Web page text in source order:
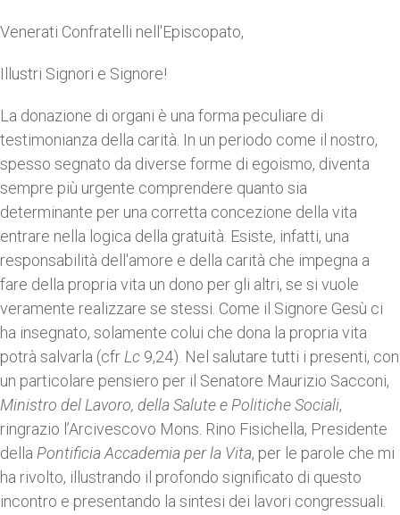
Venerati Confratelli nell'Episcopato,
Illustri Signori e Signore!
La donazione di organi è una forma peculiare di
testimonianza della carità. In un periodo come il nostro,
spesso segnato da diverse forme di egoismo, diventa
sempre più urgente comprendere quanto sia
determinante per una corretta concezione della vita
entrare nella logica della gratuità. Esiste, infatti, una
responsabilità dell'amore e della carità che impegna a
fare della propria vita un dono per gli altri, se si vuole
veramente realizzare se stessi. Come il Signore Gesù ci
ha insegnato, solamente colui che dona la propria vita
potrà salvarla (cfr Lc 9,24). Nel salutare tutti i presenti, con
un particolare pensiero per il Senatore Maurizio Sacconi,
Ministro del Lavoro, della Salute e Politiche Sociali,
ringrazio l’Arcivescovo Mons. Rino Fisichella, Presidente
della Pontificia Accademia per la Vita, per le parole che mi
ha rivolto, illustrando il profondo significato di questo
incontro e presentando la sintesi dei lavori congressuali.